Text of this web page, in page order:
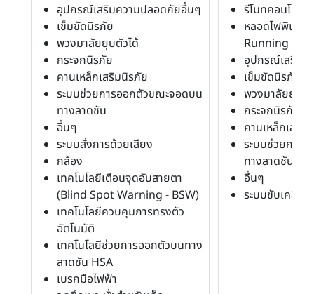
อุปกรณ์เสริมความปลอดภัยอื่นๆ
เข็มขัดนิรภัย
พวงมาลัยยุบตัวได้
กระจกนิรภัย
คานเหล็กเสริมนิรภัย
ระบบช่วยการออกตัวขณะจอดบน
ทางลาดชัน
อื่นๆ
ระบบสั่งการด้วยเสียง
กล้อง
เทคโนโลยีเตือนจุดอับสายตา
(Blind Spot Warning - BSW)
เทคโนโลยีควบคุมการทรงตัว
อัตโนมัติ
เทคโนโลยีช่วยการออกตัวบนทาง
ลาดชัน HSA
เบรกมือไฟฟ้า
รีโมทคอนโทรล
หลอดไฟพิเศษ
Running
อุปกรณ์เสริม
เข็มขัดนิรภัย
พวงมาลัยยุบตั
กระจกนิรภัย
คานเหล็กเสริ
ระบบช่วยการ
ทางลาดชัน
อื่นๆ
ระบบขับเคลื่อน